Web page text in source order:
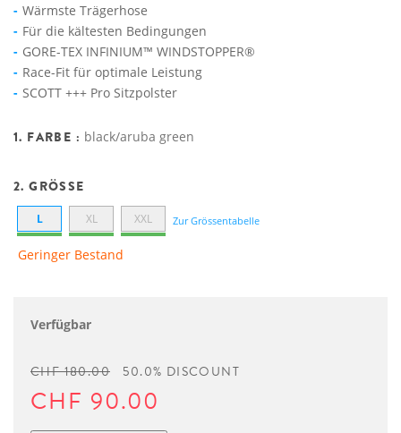
Wärmste Trägerhose
Für die kältesten Bedingungen
GORE-TEX INFINIUM™ WINDSTOPPER®
Race-Fit für optimale Leistung
SCOTT +++ Pro Sitzpolster
1. FARBE : black/aruba green
2. GRÖSSE
L XL XXL Zur Grössentabelle
Geringer Bestand
Verfügbar
CHF 180.00 50.0% DISCOUNT
CHF 90.00